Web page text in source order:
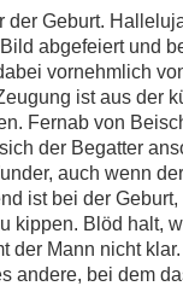
der Geburt.
abgefeiert und
vornehmlich
ist aus der
Fernab von
der Begatter
auch wenn
ist bei der
kippen. Blöd halt,
der Mann nicht
andere, bei dem